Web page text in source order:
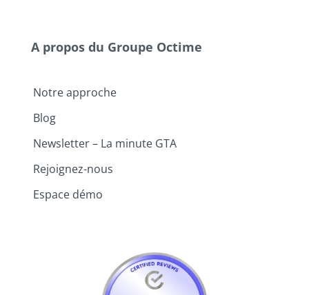
A propos du Groupe Octime
Notre approche
Blog
Newsletter – La minute GTA
Rejoignez-nous
Espace démo